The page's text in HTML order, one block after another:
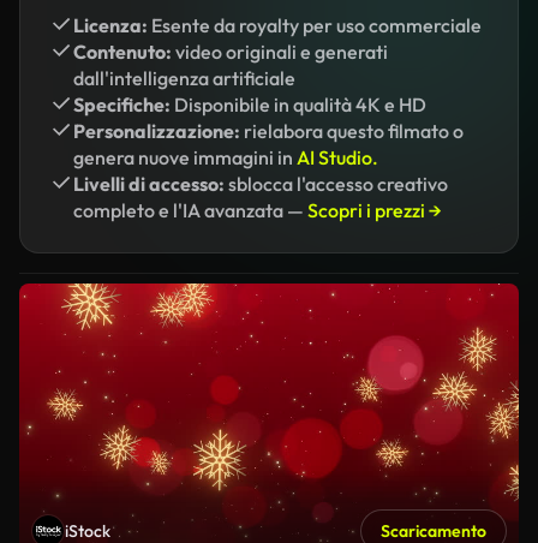
Licenza: Esente da royalty per uso commerciale
Contenuto: video originali e generati
dall'intelligenza artificiale
Specifiche: Disponibile in qualità 4K e HD
Personalizzazione: rielabora questo filmato o
genera nuove immagini in AI Studio.
Livelli di accesso: sblocca l'accesso creativo
completo e l'IA avanzata — Scopri i prezzi →
iStock Scaricamento